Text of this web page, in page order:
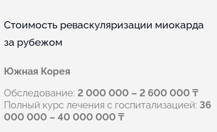
Стоимость реваскуляризации миокарда
за рубежом
Южная Корея
Обследование: 2 000 000 – 2 600 000 ₸
Полный курс лечения с госпитализацией: 36
000 000 – 40 000 000 ₸